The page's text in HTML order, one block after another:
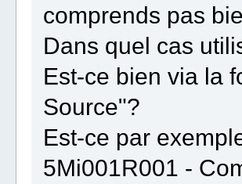
comprends pas
Dans quel cas
Est-ce bien via la
Source"?
Est-ce par
5Mi001R001 -